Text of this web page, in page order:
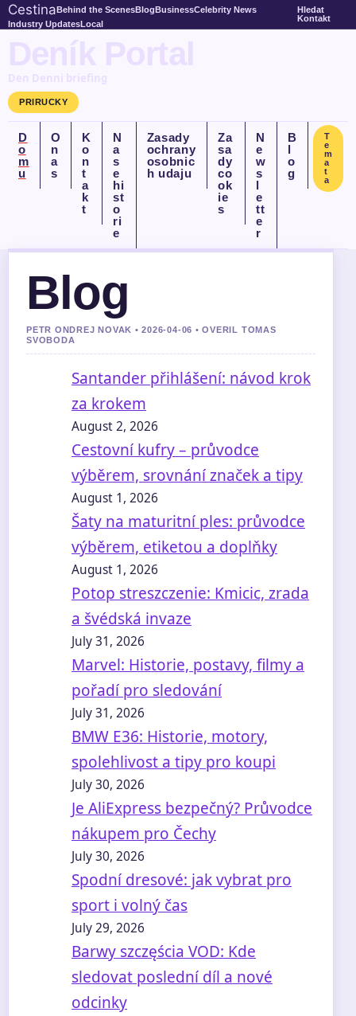
CestinaBehind the ScenesBlogBusinessCelebrity News
Industry UpdatesLocal
Hledat
Kontakt
Deník Portal
Den Denni briefing
PRIRUCKY
D
o
m
u
O
n
a
s
K
o
n
t
a
k
t
N
a
s
e
hi
st
o
ri
e
Zasady
ochrany
osobnic
h udaju
Za
sa
dy
co
ok
ie
s
N
e
w
s
l
e
tt
e
r
B
l
o
g
T
e
m
a
t
a
Blog
PETR ONDREJ NOVAK • 2026-04-06 • OVERIL TOMAS
SVOBODA
Santander přihlášení: návod krok
za krokem
August 2, 2026
Cestovní kufry – průvodce
výběrem, srovnání značek a tipy
August 1, 2026
Šaty na maturitní ples: průvodce
výběrem, etiketou a doplňky
August 1, 2026
Potop streszczenie: Kmicic, zrada
a švédská invaze
July 31, 2026
Marvel: Historie, postavy, filmy a
pořadí pro sledování
July 31, 2026
BMW E36: Historie, motory,
spolehlivost a tipy pro koupi
July 30, 2026
Je AliExpress bezpečný? Průvodce
nákupem pro Čechy
July 30, 2026
Spodní dresové: jak vybrat pro
sport i volný čas
July 29, 2026
Barwy szczęścia VOD: Kde
sledovat poslední díl a nové
odcinky